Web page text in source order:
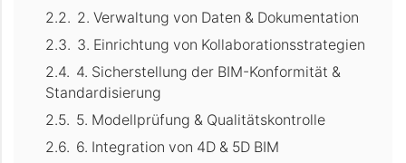
2. Verwaltung von Daten & Dokumentation
3. Einrichtung von Kollaborationsstrategien
4. Sicherstellung der BIM-Konformität &
Standardisierung
5. Modellprüfung & Qualitätskontrolle
6. Integration von 4D & 5D BIM